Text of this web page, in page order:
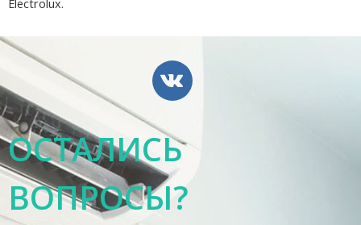
Electrolux.
ОСТАЛИСЬ
ВОПРОСЫ?